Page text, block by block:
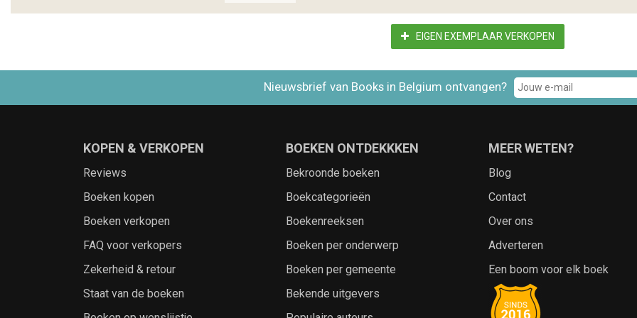
EIGEN EXEMPLAAR VERKOPEN
Nieuwsbrief van Books in Belgium ontvangen?
KOPEN & VERKOPEN
Reviews
Boeken kopen
Boeken verkopen
FAQ voor verkopers
Zekerheid & retour
Staat van de boeken
BOEKEN ONTDEKKKEN
Bekroonde boeken
Boekcategorieën
Boekenreeksen
Boeken per onderwerp
Boeken per gemeente
Bekende uitgevers
MEER WETEN?
Blog
Contact
Over ons
Adverteren
Een boom voor elk boek